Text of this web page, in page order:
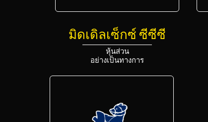
มิดเดิลเซ็กซ์ ซีซีซี
หุ้นส่วน
อย่างเป็นทางการ